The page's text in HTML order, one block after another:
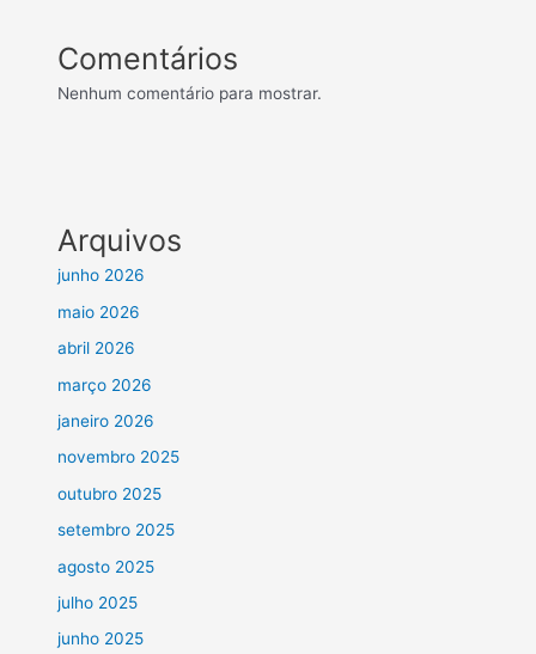
Comentários
Nenhum comentário para mostrar.
Arquivos
junho 2026
maio 2026
abril 2026
março 2026
janeiro 2026
novembro 2025
outubro 2025
setembro 2025
agosto 2025
julho 2025
junho 2025